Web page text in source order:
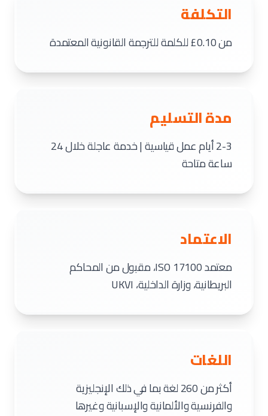
التكلفة
من ⁦£0.10⁩ للكلمة للترجمة القانونية المعتمدة
مدة التسليم
2-3 أيام عمل قياسية | خدمة عاجلة خلال 24
ساعة متاحة
الاعتماد
معتمد ISO 17100، مقبول من المحاكم
البريطانية، وزارة الداخلية، UKVI
اللغات
أكثر من 260 لغة بما في ذلك الإنجليزية
والفرنسية والألمانية والإسبانية وغيرها